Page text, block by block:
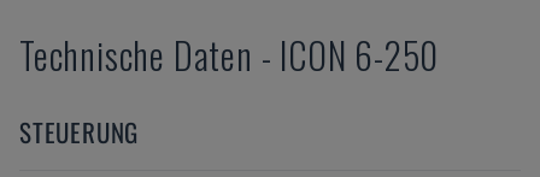
Technische Daten - ICON 6-250
STEUERUNG